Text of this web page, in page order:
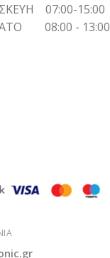
07:00-15:00
08:00 - 13:00